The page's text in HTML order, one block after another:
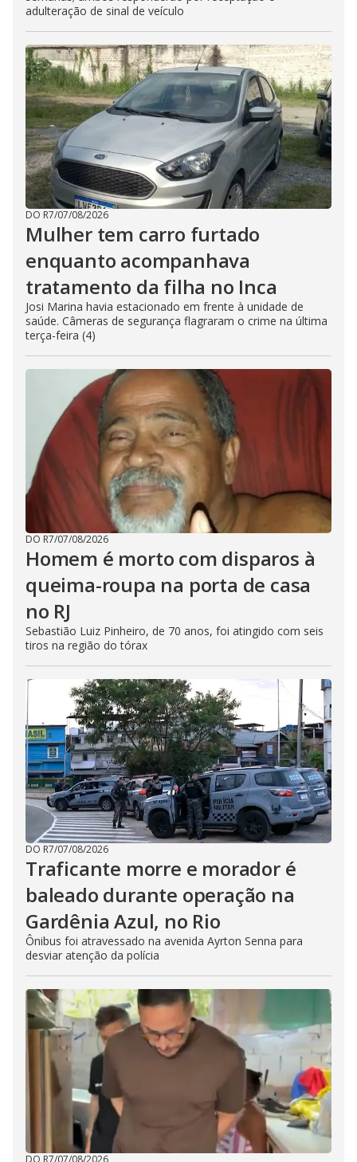
adulteração de sinal de veículo
DO R7/07/08/2026
Mulher tem carro furtado
enquanto acompanhava
tratamento da filha no Inca
Josi Marina havia estacionado em frente à unidade de
saúde. Câmeras de segurança flagraram o crime na última
terça-feira (4)
DO R7/07/08/2026
Homem é morto com disparos à
queima-roupa na porta de casa
no RJ
Sebastião Luiz Pinheiro, de 70 anos, foi atingido com seis
tiros na região do tórax
DO R7/07/08/2026
Traficante morre e morador é
baleado durante operação na
Gardênia Azul, no Rio
Ônibus foi atravessado na avenida Ayrton Senna para
desviar atenção da polícia
DO R7/07/08/2026